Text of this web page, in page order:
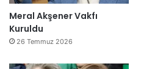
Meral Akşener Vakfı
Kuruldu
26 Temmuz 2026